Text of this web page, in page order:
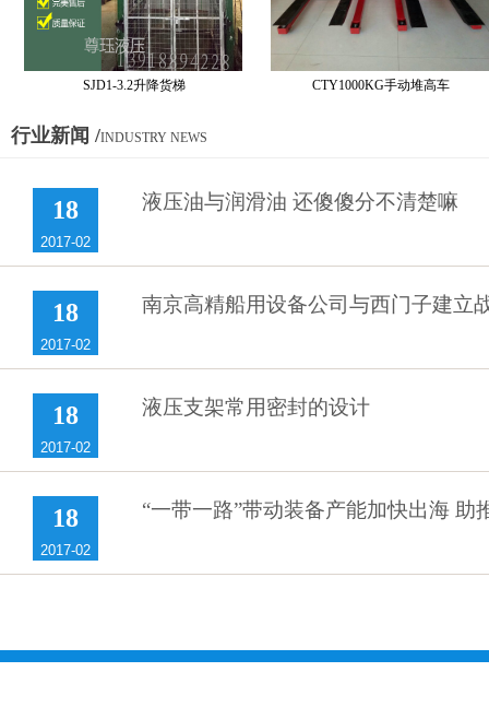
SJD1-3.2升降货梯 CTY1000KG手动堆高车
18
2017-02
液压油与润滑油 还傻傻分不清楚嘛
18
2017-02
南京高精船用设备公司与西门子建立
18
2017-02
液压支架常用密封的设计
18
2017-02
“一带一路”带动装备产能加快出海 助
行业新闻 /INDUSTRY NEWS